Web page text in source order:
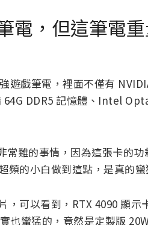
電，但這筆電
遊戲筆電，裡面不僅有
64G DDR5 記憶體、Intel
常難的事情，因為這張卡的功
頻的小白做到這點，是真的蠻
，可以看到，RTX 4090 顯示
也蠻猛的，竟然是定製版